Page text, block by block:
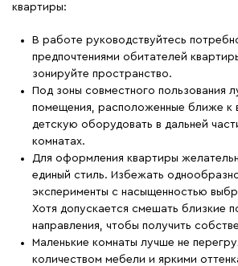
квартиры:
В работе руководствуйтесь
предпочтениями обитателей
зонируйте пространство.
Под зоны совместного пользования
помещения, расположенные ближе к
детскую оборудовать в дальней
комнатах.
Для оформления квартиры
единый стиль. Избежать
эксперименты с насыщенностью
Хотя допускается смешать близкие
направления, чтобы получить
Маленькие комнаты лучше не
количеством мебели и яркими